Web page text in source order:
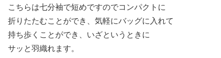
こちらは七分袖で短めですのでコンパクトに
折りたたむことができ、気軽にバッグに入れて
持ち歩くことができ、いざというときに
サッと羽織れます。